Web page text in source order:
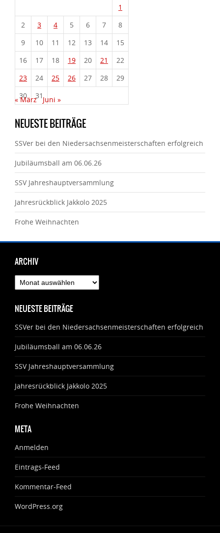
1
2
3 4 5 6 7
8
9
10 11 12 13 14
15
16
17 18 19 20 21
22
23
24 25 26 27 28
29
30
31
« März Juni »
NEUESTE BEITRÄGE
SSVer bei den Niedersachsenmeisterschaften erfolgreich
Jubiläumsball am 06.06.26
SSV Jahreshauptversammlung
Jahresrückblick Jakkolo 2025
Frohe Weihnachten
ARCHIV
Archiv
NEUESTE BEITRÄGE
SSVer bei den Niedersachsenmeisterschaften erfolgreich
Jubiläumsball am 06.06.26
SSV Jahreshauptversammlung
Jahresrückblick Jakkolo 2025
Frohe Weihnachten
META
Anmelden
Eintrags-Feed
Kommentar-Feed
WordPress.org